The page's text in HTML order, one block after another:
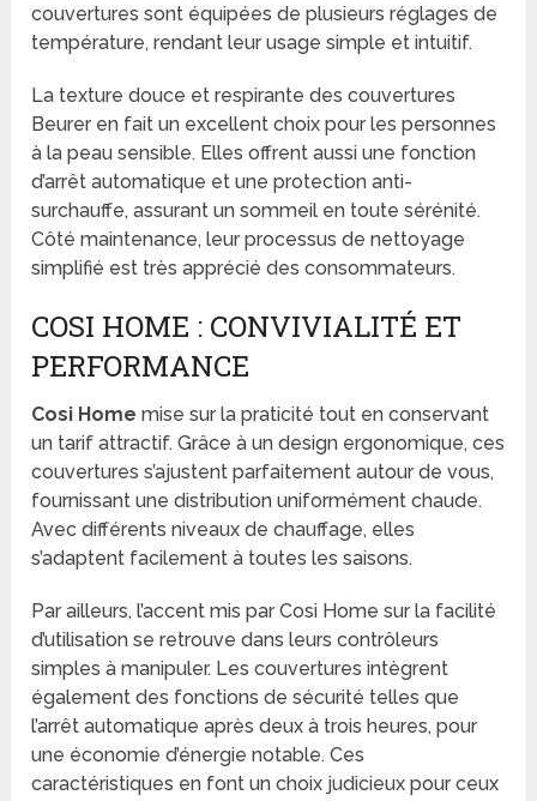
couvertures sont équipées de plusieurs réglages de
température, rendant leur usage simple et intuitif.
La texture douce et respirante des couvertures
Beurer en fait un excellent choix pour les personnes
à la peau sensible. Elles offrent aussi une fonction
d’arrêt automatique et une protection anti-
surchauffe, assurant un sommeil en toute sérénité.
Côté maintenance, leur processus de nettoyage
simplifié est très apprécié des consommateurs.
COSI HOME : CONVIVIALITÉ ET
PERFORMANCE
Cosi Home mise sur la praticité tout en conservant
un tarif attractif. Grâce à un design ergonomique, ces
couvertures s’ajustent parfaitement autour de vous,
fournissant une distribution uniformément chaude.
Avec différents niveaux de chauffage, elles
s’adaptent facilement à toutes les saisons.
Par ailleurs, l’accent mis par Cosi Home sur la facilité
d’utilisation se retrouve dans leurs contrôleurs
simples à manipuler. Les couvertures intègrent
également des fonctions de sécurité telles que
l’arrêt automatique après deux à trois heures, pour
une économie d’énergie notable. Ces
caractéristiques en font un choix judicieux pour ceux